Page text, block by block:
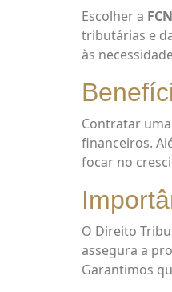
Escolher a
tributárias e
às
Contratar
financeiros.
focar no
O Direito
assegura a
Garantimos